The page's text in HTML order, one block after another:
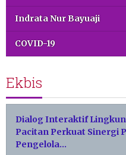
Indrata Nur Bayuaji
COVID-19
Ekbis
Dialog Interaktif
Pacitan Perkuat Sinergi
Pengelola…